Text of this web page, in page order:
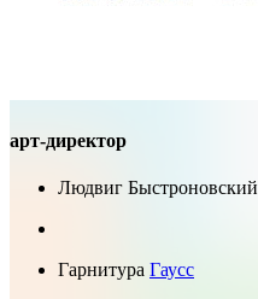
арт-директор
Людвиг Быстроновский
Гарнитура Гаусс